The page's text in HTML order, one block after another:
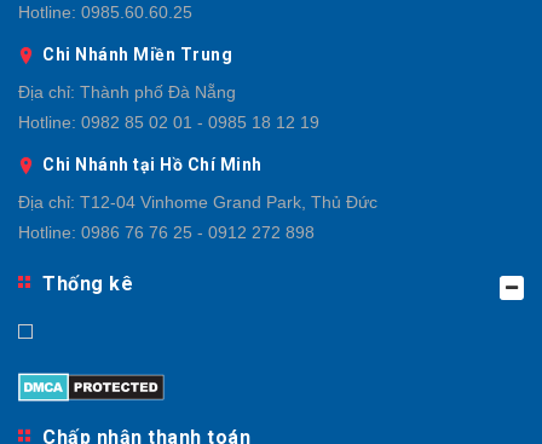
Hotline: 0985.60.60.25
Chi Nhánh Miền Trung
Địa chỉ: Thành phố Đà Nẵng
Hotline: 0982 85 02 01 - 0985 18 12 19
Chi Nhánh tại Hồ Chí Minh
Địa chỉ: T12-04 Vinhome Grand Park, Thủ Đức
Hotline: 0986 76 76 25 - 0912 272 898
Thống kê
Chấp nhận thanh toán